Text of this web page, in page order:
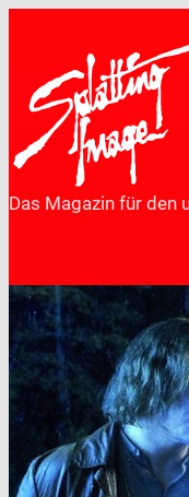
springen
Das Magazin für den